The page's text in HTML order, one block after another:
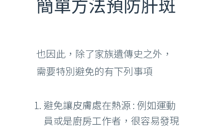
也因此，除了家族遺傳史之外，
需要特別避免的有下列事項
避免讓皮膚處在熱源 : 例如運動
員或是廚房工作者，很容易發現